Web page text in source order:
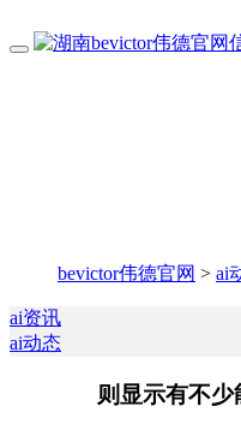
bevictor伟德官网 > ai
ai资讯
ai动态
则显示有不